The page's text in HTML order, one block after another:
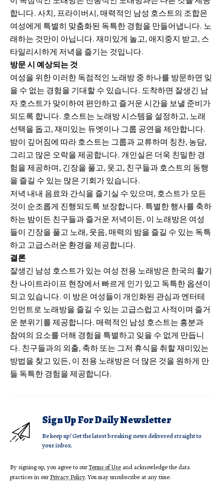
합니다. 사치, 프라이버시, 매력적인 남성 호스트의 조합은
여성에게 특별히 맞춤화된 독특한 경험을 만들어냅니다. 노
래하는 것만이 아닙니다. 재미있게 놀고, 애지중지 받고, 스
타일리시하게 저녁을 즐기는 것입니다.
방문 시 예상되는 것
여성을 위한 이러한 독점적인 노래방 중 하나를 방문하면 잊
을 수 없는 경험을 기대할 수 있습니다. 도착하면 잘생긴 남
자 호스트가 맞이하여 편안하고 즐거운 시간을 보낼 준비가
되도록 합니다. 호스트는 노래방 시스템을 설정하고, 노래
선택을 돕고, 재미있는 듀엣이나 그룹 공연을 제안합니다.
밤이 깊어짐에 따라 호스트는 그룹과 교류하며 칭찬, 농담,
그리고 많은 오락을 제공합니다. 개인실은 더욱 친밀한 경
험을 제공하며, 긴장을 풀고, 웃고, 친구들과 호스트의 동행
을 즐길 수 있는 많은 기회가 있습니다.
저녁 내내 음료와 간식을 즐기실 수 있으며, 호스트가 모든
것이 순조롭게 진행되도록 보장합니다. 특별한 행사를 축하
하는 밤이든 친구들과 즐거운 저녁이든, 이 노래방은 여성
들이 긴장을 풀고 노래, 웃음, 매력의 밤을 즐길 수 있는 독특
하고 고급스러운 환경을 제공합니다.
결론
잘생긴 남성 호스트가 있는 여성 전용 노래방은 한국의 활기
찬 나이트라이프 현장에서 빠르게 인기 있고 독특한 옵션이
되고 있습니다. 이 방은 여성들이 개인화된 관심과 엔터테
인먼트로 노래방을 즐길 수 있는 고급스럽고 사적이며 즐거
운 분위기를 제공합니다. 매력적인 남성 호스트는 흥분과
참여의 요소를 더해 경험을 특별하고 잊을 수 없게 만듭니
다. 친구들과의 외출, 축하 또는 그저 휴식을 취할 재미있는
방법을 찾고 있든, 이 전용 노래방은 더 많은 것을 원하게 만
들 독특한 경험을 제공합니다.
Sign Up For Daily Newsletter
Be keep up! Get the latest breaking news delivered straight to
your inbox.
By signing up, you agree to ourTerms of Use and acknowledge the data
practices in ourPrivacy Policy. You may unsubscribe at any time.